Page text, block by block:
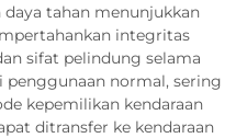
tahan menunjukkan
integritas
sifat pelindung selama
penggunaan normal, sering
kepemilikan kendaraan
ditransfer ke kendaraan